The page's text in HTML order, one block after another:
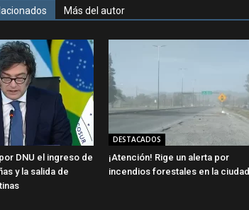
Más del autor
DNU el ingreso de
y la salida de
DESTACADOS
¡Atención! Rige un alerta por
incendios forestales en la ciudad